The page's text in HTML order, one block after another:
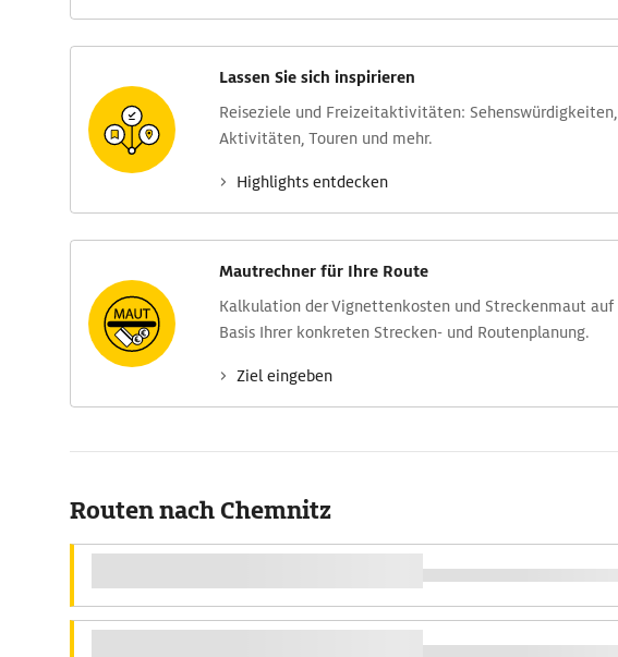
Lassen Sie sich inspirieren
Reise­ziele und Freizeit­aktivitäten: Sehens­würdig­keiten,
Aktivitäten, Touren und mehr.
Highlights entdecken
Mautrechner für Ihre Route
Kalkulation der Vignettenkosten und Streckenmaut auf
Basis Ihrer konkreten Strecken- und Routenplanung.
Ziel eingeben
Routen nach Chemnitz